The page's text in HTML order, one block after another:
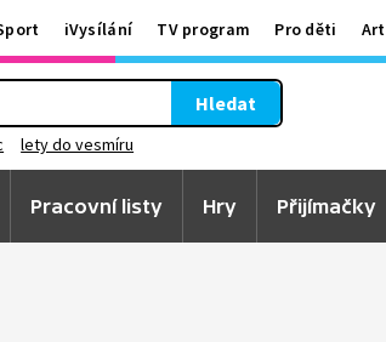
iVysílání TV program Pro děti Art
Hledat
lety do vesmíru
Pracovní listy Hry Přijímačky